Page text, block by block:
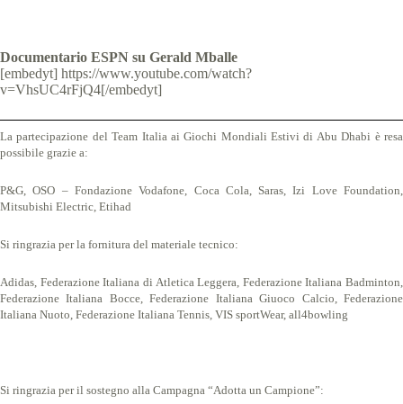
Documentario ESPN su Gerald Mballe
[embedyt] https://www.youtube.com/watch?
v=VhsUC4rFjQ4[/embedyt]
La partecipazione del Team Italia ai Giochi Mondiali Estivi di Abu Dhabi è resa
possibile grazie a:
P&G, OSO – Fondazione Vodafone, Coca Cola, Saras, Izi Love Foundation,
Mitsubishi Electric, Etihad
Si ringrazia per la fornitura del materiale tecnico:
Adidas, Federazione Italiana di Atletica Leggera, Federazione Italiana Badminton,
Federazione Italiana Bocce, Federazione Italiana Giuoco Calcio, Federazione
Italiana Nuoto, Federazione Italiana Tennis, VIS sportWear, all4bowling
Si ringrazia per il sostegno alla Campagna “Adotta un Campione”: